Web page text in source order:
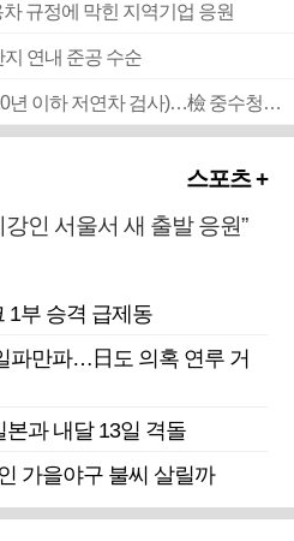
규정에 막힌 지역기업 응원
연내 준공 수순
■ 검사 신분 버리고 직급하향(10년 이하 저연차 검사)…檢 중수청행 기피
스포츠 +
강인 서울서 새 출발 응원”
부 승격 급제동
파만파…日도 의혹 연루 거
과 내달 13일 격돌
가을야구 불씨 살릴까